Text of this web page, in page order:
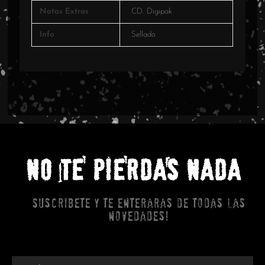
Notas Extras CD. Digipak
Info Sellado
NO TE PIERDAS NADA
Suscribete y te enteraras de todas las
novedades!